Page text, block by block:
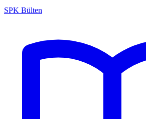
SPK Bülten